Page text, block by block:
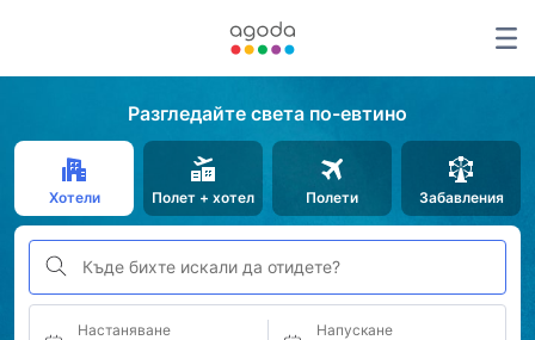
Разгледайте света по-евтино
Хотели Полет + хотел Полети Забавления
Къде бихте искали да отидете?
Настаняване Напускане